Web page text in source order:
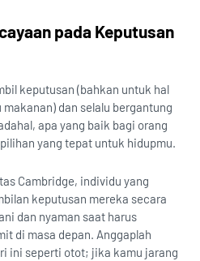
pada Keputusan
keputusan (bahkan untuk hal
dan selalu bergantung
apa yang baik bagi orang
yang tepat untuk hidupmu.
Cambridge, individu yang
keputusan mereka secara
dan nyaman saat harus
di masa depan. Anggaplah
ini seperti otot; jika kamu jarang